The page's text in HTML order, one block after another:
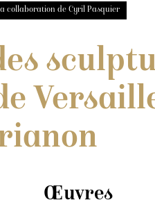
collaboration de Cyril Pasquier
Œuvres